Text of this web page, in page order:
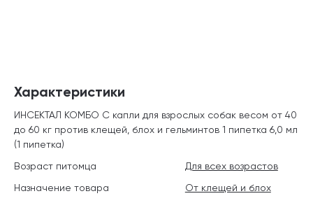
Характеристики
ИНСЕКТАЛ КОМБО С капли для взрослых собак весом от 40
до 60 кг против клещей, блох и гельминтов 1 пипетка 6,0 мл
(1 пипетка)
Возраст питомца
Для всех возрастов
Назначение товара
От клещей и блох